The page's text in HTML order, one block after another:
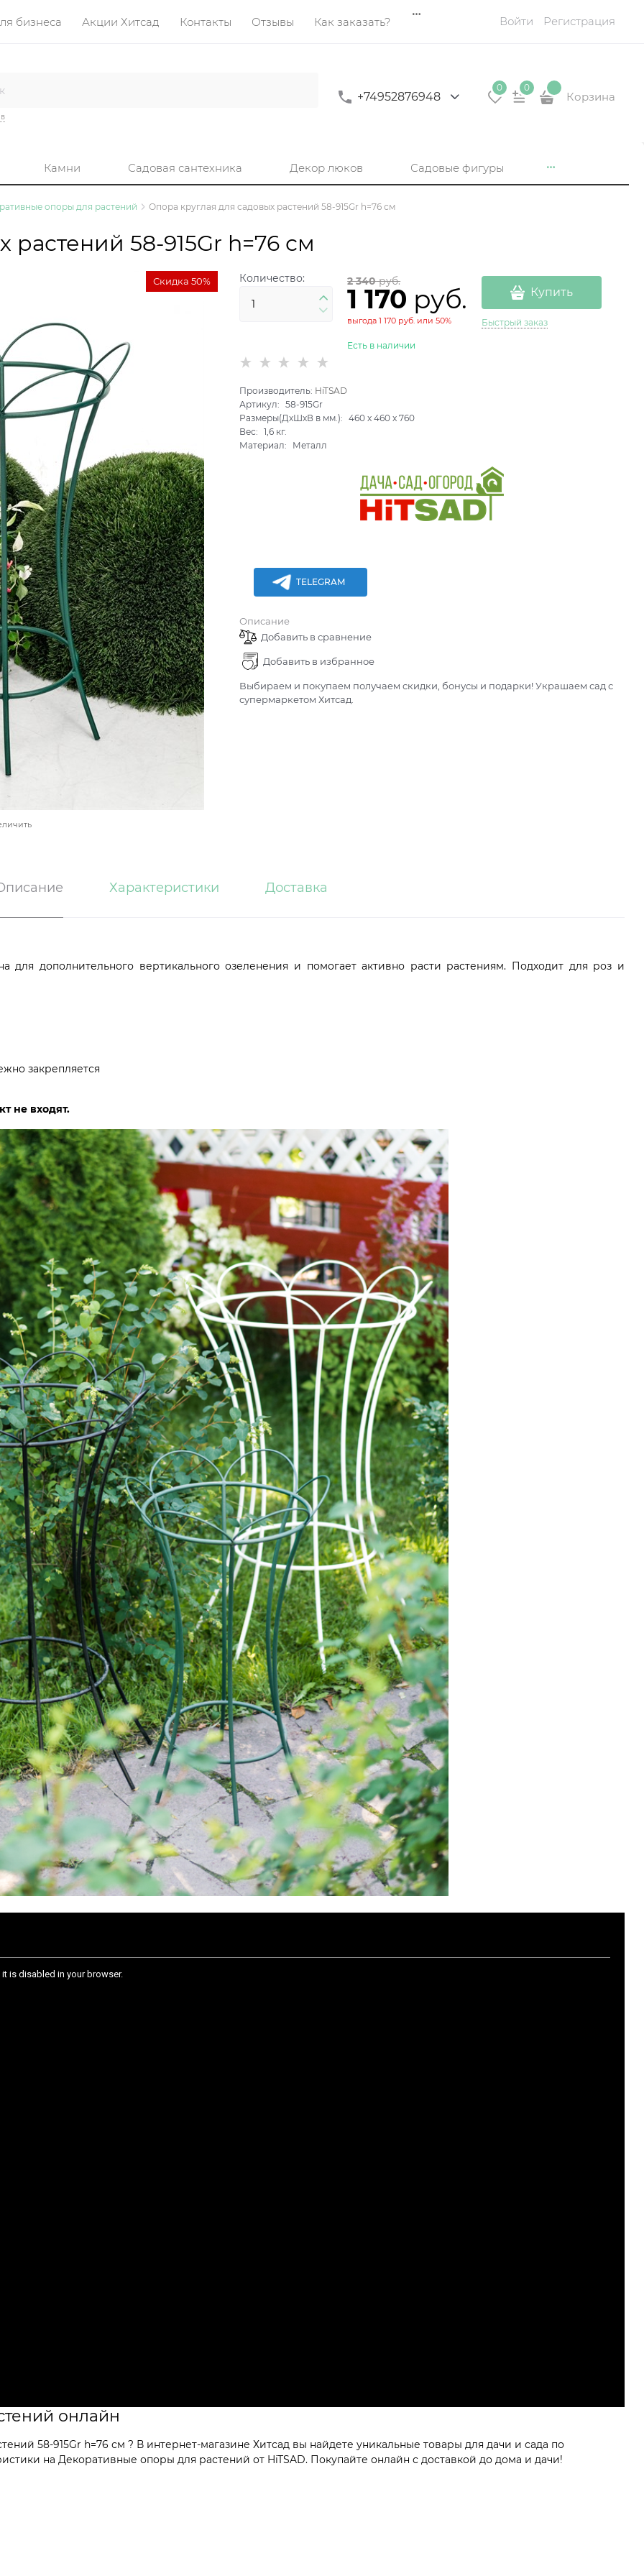
бизнеса Акции Хитсад Контакты Отзывы Как заказать? Войти Регистрация
+74952876948
0 0
Корзина
Камни Садовая сантехника Декор люков Садовые фигуры
опоры для растений Опора круглая для садовых растений 58-915Gr h=76 см
58-915Gr h=76 см
Скидка 50% Количество: 2 340 руб.
1 170 руб.
выгода1 170 руб. или50%
Есть в наличии
Купить
Быстрый заказ
Производитель: HiTSAD
Артикул:
58-915Gr
Размеры(ДхШхВ в мм.):
460 x460 x760
Вес:
1,6 кг.
Материал:
Металл
TELEGRAM
Описание
Добавить в сравнение
Добавить в избранное
Выбираем и покупаем получаем скидки, бонусы и подарки! Украшаем сад с
супермаркетом Хитсад.
Характеристики Доставка
для дополнительного вертикального озеленения и помогает активно расти растениям. Подходит для роз и
закрепляется
не входят.
онлайн
58-915Gr h=76 см ? В интернет-магазине Хитсад вы найдете уникальные товары для дачи и сада по
на Декоративные опоры для растений от HiTSAD. Покупайте онлайн с доставкой до дома и дачи!